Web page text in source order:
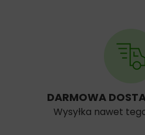
DARMOWA
Wysyłka nawet